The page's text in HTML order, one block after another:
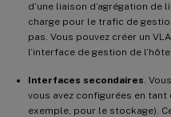
d’une liaison d’agrégation de
charge pour le trafic de
pas. Vous pouvez créer un
l’interface de gestion de
Interfaces secondaires .
vous avez configurées en
exemple, pour le stockage).